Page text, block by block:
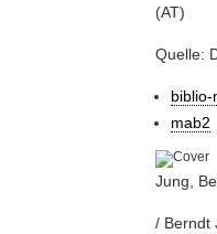
(AT)
Quelle:
biblio-
mab2
Jung,
/ Berndt